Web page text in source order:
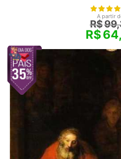
A partir
R$
R$